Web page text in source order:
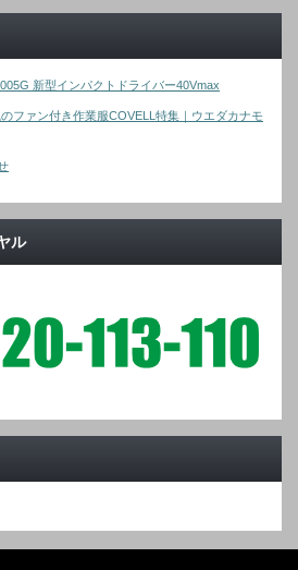
新型インパクトドライバー40Vmax
ファン付き作業服COVELL特集｜ウエダカナモ
ル